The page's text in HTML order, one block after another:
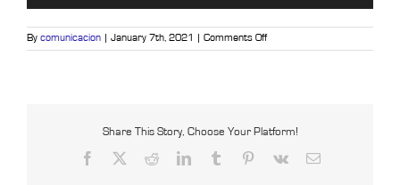
By comunicacion January 7th, 2021 Comments Offon
Crestron
Share This Story, Choose Your Platform!
Facebook RedditLinkedInTumblr Pinterest
Vk Email